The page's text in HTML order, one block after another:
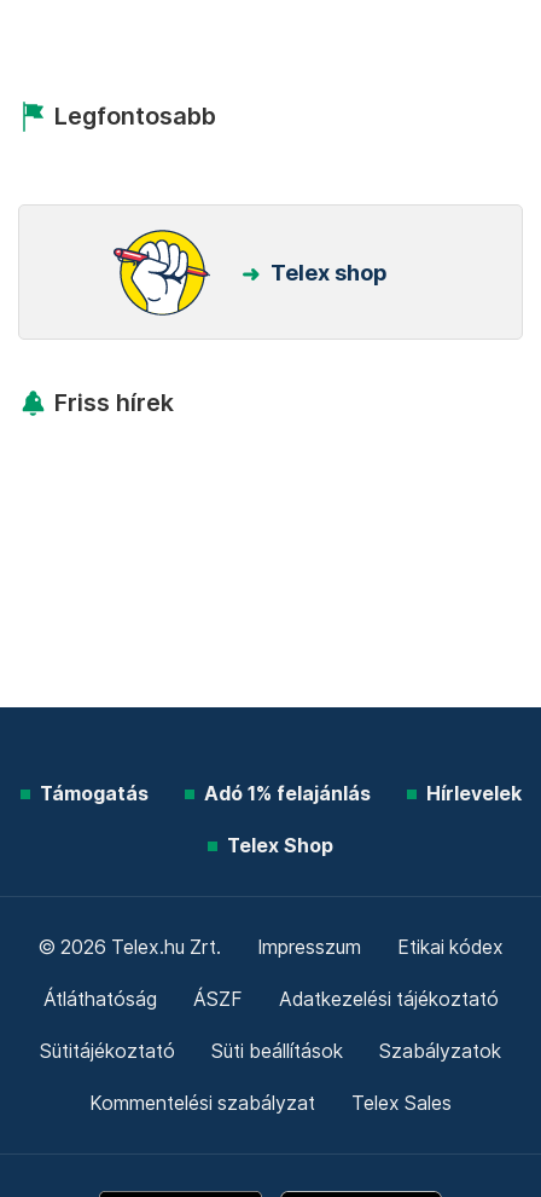
Legfontosabb
Telex shop
Friss hírek
Támogatás Adó 1% felajánlás Hírlevelek
Telex Shop
© 2026 Telex.hu Zrt. Impresszum Etikai kódex
Átláthatóság ÁSZF Adatkezelési tájékoztató
Sütitájékoztató Süti beállítások Szabályzatok
Kommentelési szabályzat Telex Sales